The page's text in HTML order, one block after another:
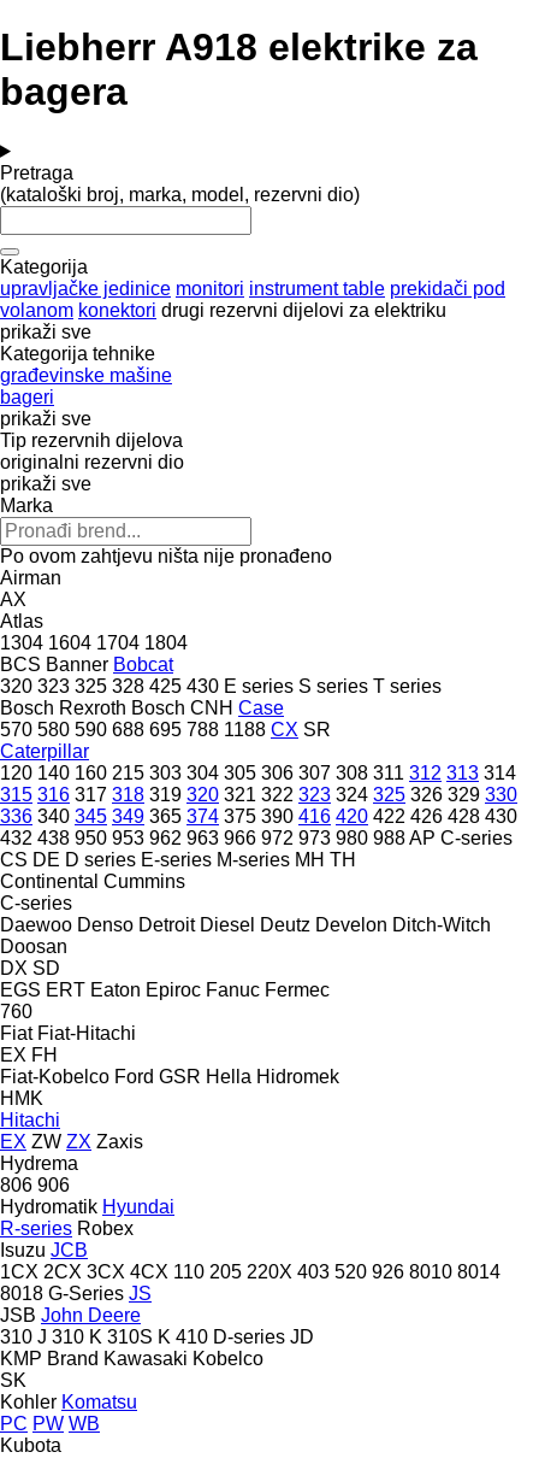
Liebherr A918 elektrike za
bagerа
Pretraga
(kataloški broj, marka, model, rezervni dio)
Kategorija
upravljačke jedinice monitori instrument table prekidači pod
volanom konektori drugi rezervni dijelovi za elektriku
prikaži sve
Kategorija tehnike
građevinske mašine
bageri
prikaži sve
Tip rezervnih dijelova
originalni rezervni dio
prikaži sve
Marka
Po ovom zahtjevu ništa nije pronađeno
Airman
AX
Atlas
1304 1604 1704 1804
BCS Banner Bobcat
320 323 325 328 425 430 E series S series T series
Bosch Rexroth Bosch CNH Case
570 580 590 688 695 788 1188 CX SR
Caterpillar
120 140 160 215 303 304 305 306 307 308 311 312 313 314
315 316 317 318 319 320 321 322 323 324 325 326 329 330
336 340 345 349 365 374 375 390 416 420 422 426 428 430
432 438 950 953 962 963 966 972 973 980 988AP C-series
CS DE D series E-series M-series MH TH
Continental Cummins
C-series
Daewoo Denso Detroit Diesel Deutz Develon Ditch-Witch
Doosan
DX SD
EGS ERT Eaton Epiroc Fanuc Fermec
760
Fiat Fiat-Hitachi
EX FH
Fiat-Kobelco Ford GSR Hella Hidromek
HMK
Hitachi
EX ZW ZX Zaxis
Hydrema
806 906
Hydromatik Hyundai
R-series Robex
Isuzu JCB
1CX 2CX 3CX 4CX 110 205 220X 403 520 926 8010 8014
8018 G-Series JS
JSB John Deere
310 J 310 K 310S K 410 D-series JD
KMP Brand Kawasaki Kobelco
SK
Kohler Komatsu
PC PW WB
Kubota